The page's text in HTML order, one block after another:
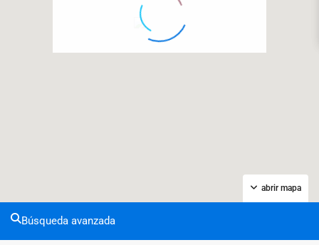
12
abrir mapa
Búsqueda avanzada